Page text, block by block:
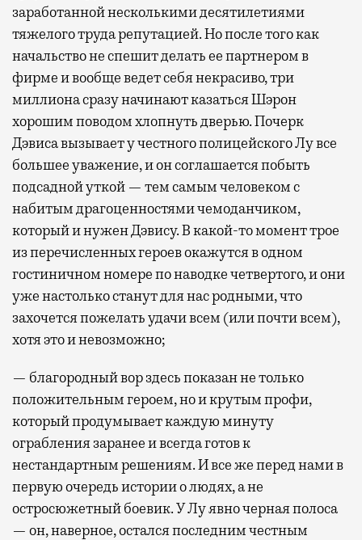
заработанной несколькими десятилетиями
тяжелого труда репутацией. Но после того как
начальство не спешит делать ее партнером в
фирме и вообще ведет себя некрасиво, три
миллиона сразу начинают казаться Шэрон
хорошим поводом хлопнуть дверью. Почерк
Дэвиса вызывает у честного полицейского Лу все
большее уважение, и он соглашается побыть
подсадной уткой — тем самым человеком с
набитым драгоценностями чемоданчиком,
который и нужен Дэвису. В какой-то момент трое
из перечисленных героев окажутся в одном
гостиничном номере по наводке четвертого, и они
уже настолько станут для нас родными, что
захочется пожелать удачи всем (или почти всем),
хотя это и невозможно;
— благородный вор здесь показан не только
положительным героем, но и крутым профи,
который продумывает каждую минуту
ограбления заранее и всегда готов к
нестандартным решениям. И все же перед нами в
первую очередь истории о людях, а не
остросюжетный боевик. У Лу явно черная полоса
— он, наверное, остался последним честным